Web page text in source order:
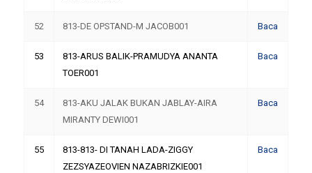
52 813-DE OPSTAND-M JACOB001 Baca
53
813-ARUS BALIK-PRAMUDYA ANANTA
TOER001
Baca
54
813-AKU JALAK BUKAN JABLAY-AIRA
MIRANTY DEWI001
Baca
55
813-813- DI TANAH LADA-ZIGGY
ZEZSYAZEOVIEN NAZABRIZKIE001
Baca